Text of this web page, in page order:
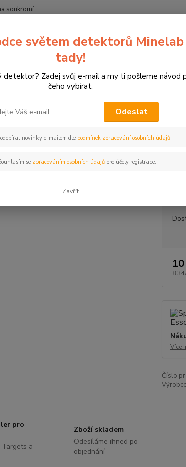
soukromí
Hledat
lukostřelbu 3D terče Leitold 3D terč kamzík, terč
terč Leitold
3D
105
8
Více
Číslo
pro
Targets a
Zboží skladem
Odesíláme ihned po
objednání
světem detektorů
tady!
detektor? Zadej svůj e-mail a my ti pošleme návod
čeho vybírat.
Odeslat
novinky e-mailem dle podmínek zpracování osobních údajů.
se zpracováním osobních údajůpro účely registrace.
Zavřít